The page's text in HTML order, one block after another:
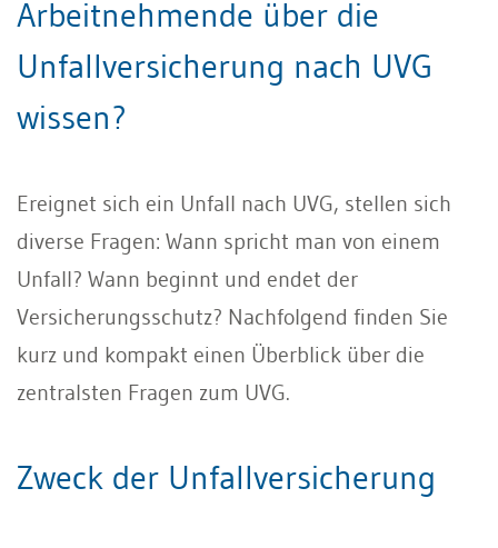
Arbeitnehmende über die
Unfallversicherung nach UVG
wissen?
Ereignet sich ein Unfall nach UVG, stellen sich
diverse Fragen: Wann spricht man von einem
Unfall? Wann beginnt und endet der
Versicherungsschutz? Nachfolgend finden Sie
kurz und kompakt einen Überblick über die
zentralsten Fragen zum UVG.
Zweck der Unfallversicherung